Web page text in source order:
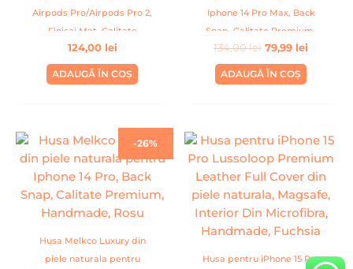
Airpods Pro/Airpods Pro 2,
Finisaj Mat, Calitate
Premium, Handmade, Gri
124,00 lei
ADAUGĂ ÎN COȘ
Iphone 14 Pro Max, Back
Snap, Calitate Premium,
Handmade, Rosu
134,00lei 79,99 lei
ADAUGĂ ÎN COȘ
-26%
Husa Melkco Luxury din
piele naturala pentru
Prețul
inițial
a
fost:
134,00 lei.
Prețul
curent
este:
99,00 lei.
Husa pentru iPhone 15 Pro